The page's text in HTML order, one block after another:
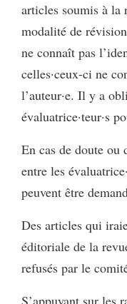
articles soumis à la
modalité de
ne connaît pas
celles·ceux-ci ne
l’auteur·e. Il y a
évaluatrice·teur·s
En cas de doute ou
entre les
peuvent être
Des articles qui
éditoriale de la
refusés par le
S’appuyant sur les